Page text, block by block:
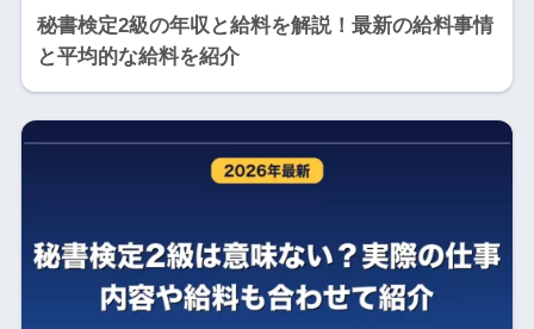
秘書検定2級の年収と給料を解説！最新の給料事情
と平均的な給料を紹介